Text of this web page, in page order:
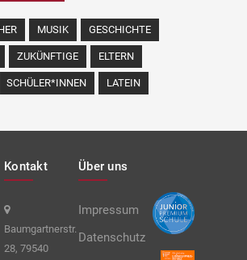
MUSIK GESCHICHTE
ZUKÜNFTIGE ELTERN
SCHÜLER*INNEN LATEIN
Kontakt
Baumgartnerstr.
28, 79540
Über uns
Impressum
Datenschutz